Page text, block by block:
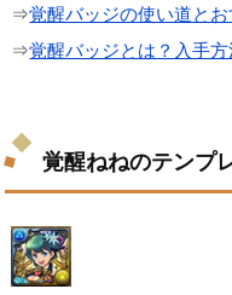
⇒覚醒バッジの使い道と
⇒覚醒バッジとは？入手
覚醒ねねのテンプ